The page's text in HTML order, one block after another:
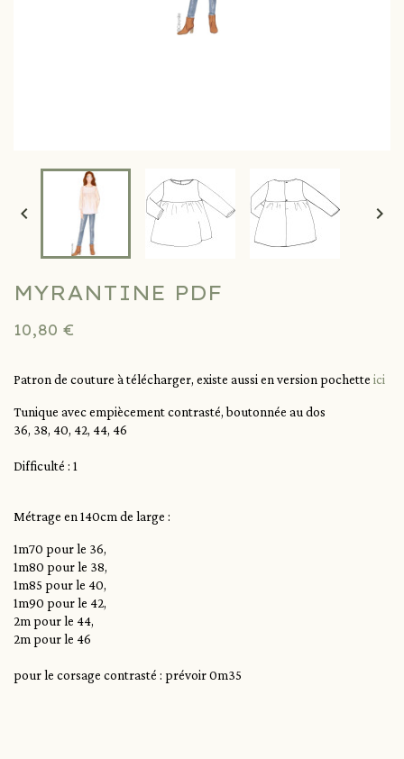
 
MYRANTINE PDF
10,80 €
Patron de couture à télécharger, existe aussi en version pochette ici
Tunique avec empiècement contrasté, boutonnée au dos
36, 38, 40, 42, 44, 46
Difficulté : 1
Métrage en 140cm de large :
1m70 pour le 36,
1m80 pour le 38,
1m85 pour le 40,
1m90 pour le 42,
2m pour le 44,
2m pour le 46
pour le corsage contrasté : prévoir 0m35